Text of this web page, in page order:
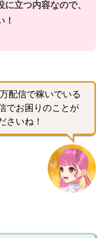
立つ内容なので、
！
配信で稼いでいる
でお困りのことが
さいね！